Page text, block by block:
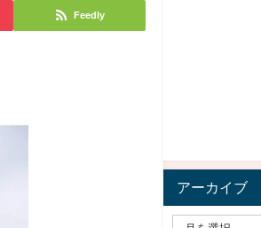
Feedly
アーカイブ